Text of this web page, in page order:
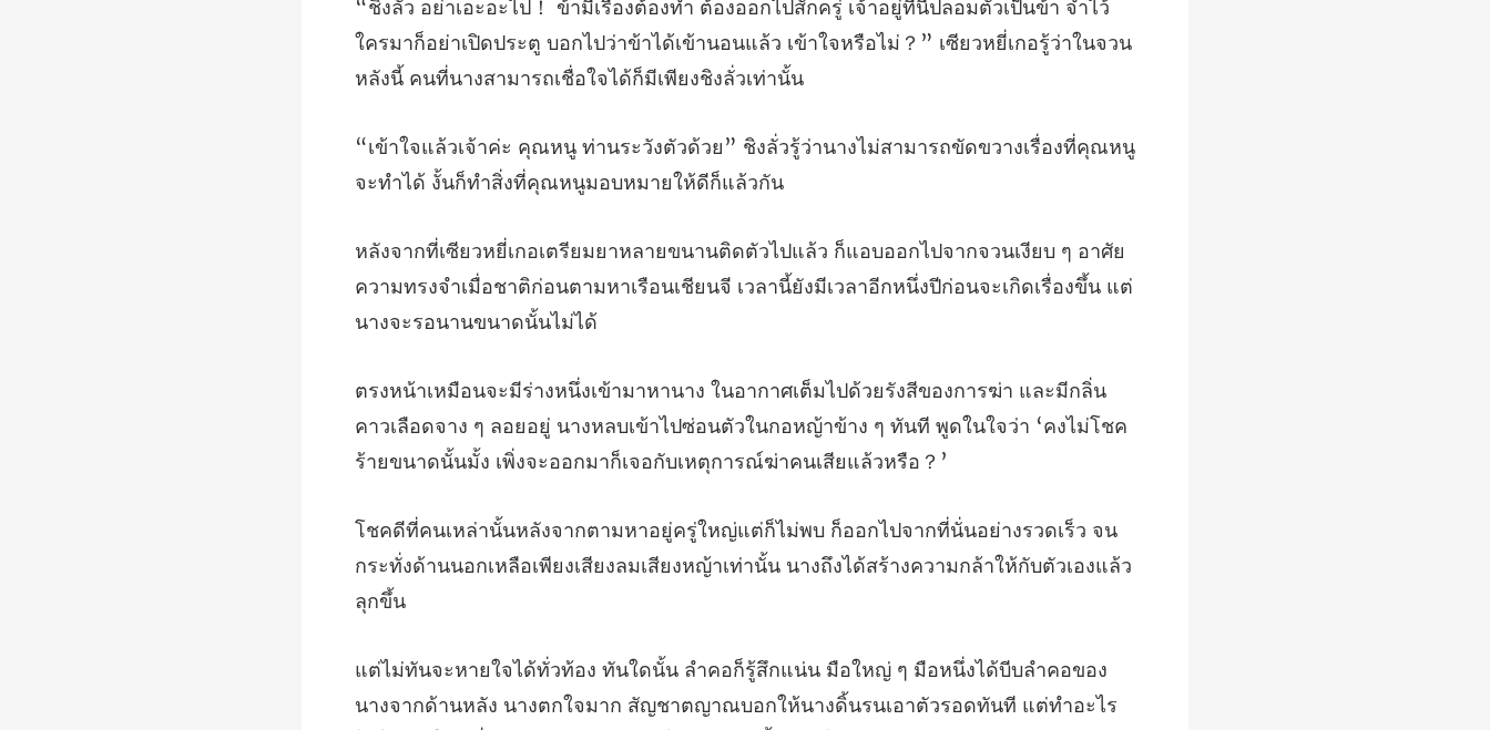
เป็นข้า จำไว้
ใครมาก็อย่าเปิดประตู บอกไปว่าข้าได้เข้านอนแล้ว เข้าใจหรือไม่？” เ
ลั่วรู้ว่านางไม่สามารถขัดขวางเรื่องที่คุณหนู
จะท
จวนเงียบ ๆ อาศัย
ความทรงจำเมื่อชาติก่อนตามหาเรือนเชียนจี เวลานี้ย
กลิ่น
คาวเลือดจาง ๆ ลอยอยู่ นางหลบเข้าไปซ่อนตัวในกอหญ้าข้าง ๆ ทันที พูดในใจว
ปจากที่นั่นอย่างรวดเร็ว จน
กระทั่งด้านนอกเหลือเพียงเสียงลมเสี
งได้บีบลำคอของ
นางจากด้านหลัง นางตกใจมาก สัญชาตญาณบอกให้นางดิ้นรนเอาตัวรอ